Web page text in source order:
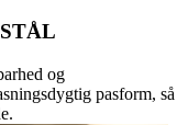
og
pasform, så